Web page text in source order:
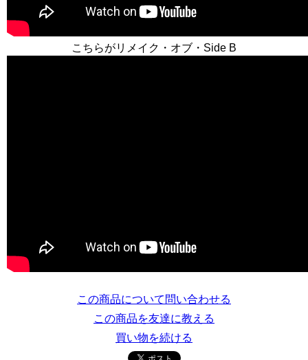
こちらがリメイク・オブ・Side B
この商品について問い合わせる
この商品を友達に教える
買い物を続ける